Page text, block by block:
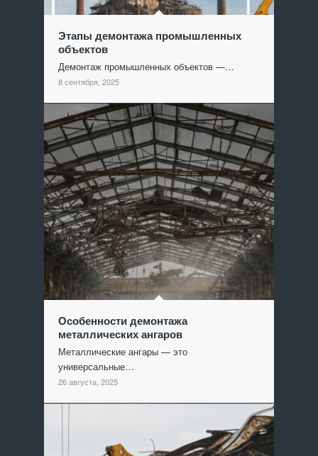
Этапы демонтажа промышленных
объектов
Демонтаж промышленных объектов —…
8 сентября, 2025
Особенности демонтажа
металлических ангаров
Металлические ангары — это
универсальные…
26 августа, 2025